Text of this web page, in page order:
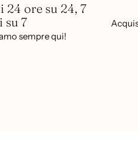
24 ore su 24, 7
su 7
sempre qui!